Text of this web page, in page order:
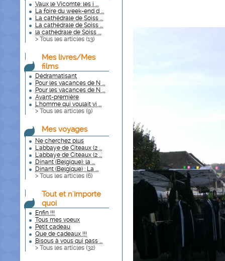
Vaux le Vicomte: les i ...
La foire du week-end d ...
La cathédrale de Soiss ...
La cathédrale de Soiss ...
la cathédrale de Soiss ...
> Tous les articles (13)
Mes livres/Mes
films
Dédramatisant
Pour les vacances de N ...
Pour les vacances de N ...
Avant-première
L'homme qui voulait vi ...
> Tous les articles (9)
Mes voyages
Ne cherchez plus
L'abbaye de Citeaux (2 ...
L'abbaye de Citeaux (2 ...
Dinant (Belgique): la ...
Dinant (Belgique) : La ...
> Tous les articles (6)
Tout et n'importe
quoi
Enfin !!!
Tous mes voeux
Petit cadeau
Que de cadeaux !!!
Bisous à vous qui pass ...
> Tous les articles (32)